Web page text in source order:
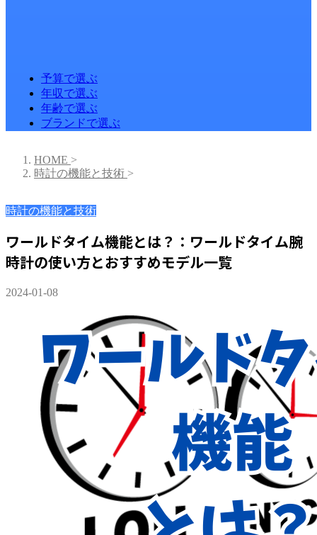
予算で選ぶ
年収で選ぶ
年齢で選ぶ
ブランドで選ぶ
HOME >
時計の機能と技術 >
時計の機能と技術
ワールドタイム機能とは？：ワールドタイム腕
時計の使い方とおすすめモデル一覧
2024-01-08